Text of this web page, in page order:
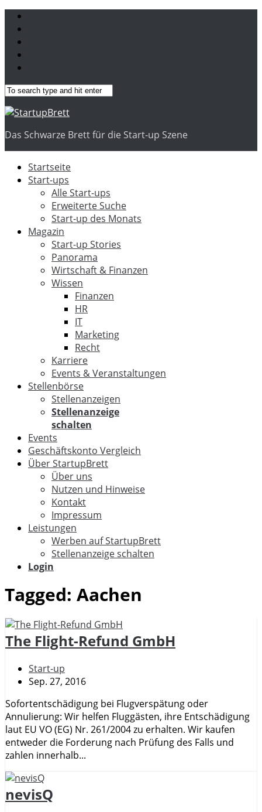
Das Schwarze Brett für die Start-up Szene
Startseite
Start-ups
Alle Start-ups
Erweiterte Suche
Start-up des Monats
Magazin
Start-up Stories
Panorama
Wirtschaft & Finanzen
Wissen
Finanzen
HR
IT
Marketing
Recht
Karriere
Events & Veranstaltungen
Stellenbörse
Stellenanzeigen
Stellenanzeige
schalten
Events
Geschäftskonto Vergleich
Über StartupBrett
Über uns
Nutzen und Hinweise
Kontakt
Impressum
Leistungen
Werben auf StartupBrett
Stellenanzeige schalten
Login
Tagged: Aachen
The Flight-Refund GmbH
Start-up
Sep. 27, 2016
Sofortentschädigung bei Flugverspätung oder
Annulierung: Wir helfen Fluggästen, ihre Entschädigung
laut EU VO (EG) Nr. 261/2004 zu erhalten. Wir kaufen
entweder die Forderung nach Prüfung des Falls und
zahlen innerhalb...
nevisQ